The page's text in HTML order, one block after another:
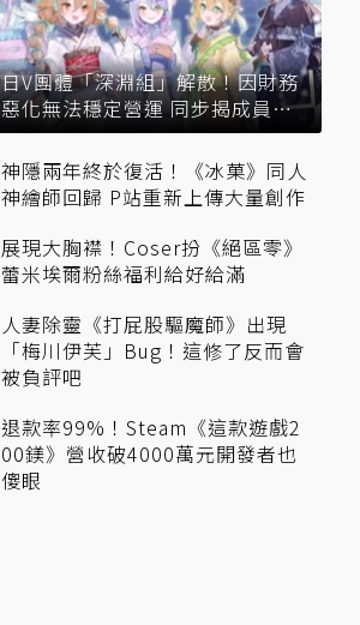
日V團體「深淵組」解散！因財務
惡化無法穩定營運 同步揭成員未
來去向
神隱兩年終於復活！《冰菓》同人
神繪師回歸 P站重新上傳大量創作
展現大胸襟！Coser扮《絕區零》
蕾米埃爾粉絲福利給好給滿
人妻除靈《打屁股驅魔師》出現
「梅川伊芙」Bug！這修了反而會
被負評吧
退款率99%！Steam《這款遊戲2
00鎂》營收破4000萬元開發者也
傻眼